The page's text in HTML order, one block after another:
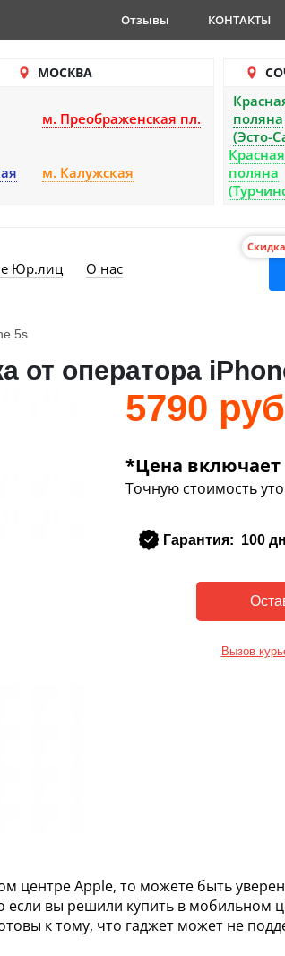
Отзывы КОНТАКТЫ
МОСКВА
м. Преображенская пл.
м. Калужская
поляна
(Эсто-
Красная
поляна
Юр.лиц О нас
5s
от оператора
5790
*Цена
Точную стоимость
Гарантия: 100
Вызов
центре Apple, то можете быть
вы решили купить в мобильном
к тому, что гаджет может не